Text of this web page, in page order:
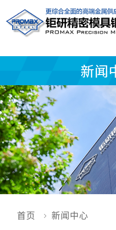
新闻
首页 新闻中心